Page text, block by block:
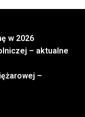
w 2026
– aktualne
–